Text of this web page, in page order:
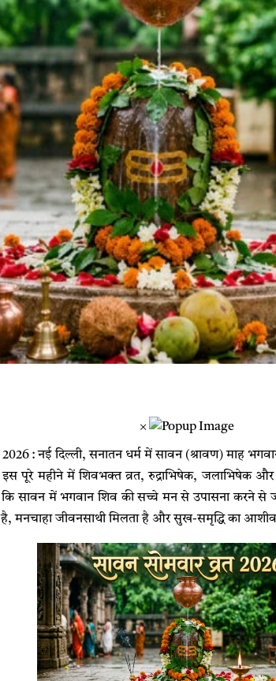
×
: नई दिल्ली, सनातन धर्म में सावन (श्रावण) माह
पूरे महीने में शिवभक्त व्रत, रुद्राभिषेक, जलाभिषेक और
है कि सावन में भगवान शिव की सच्चे मन से उपासना करने से
मनचाहा जीवनसाथी मिलता है और सुख-समृद्धि का